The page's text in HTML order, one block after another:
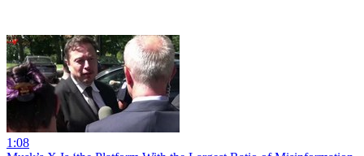
1:08